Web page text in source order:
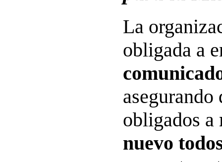
La
obligada a
asegurando
obligados a
nuevo